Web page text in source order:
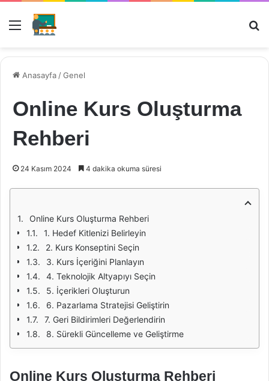
Menü
Anasayfa /Genel
Online Kurs Oluşturma
Rehberi
24 Kasım 2024 4 dakika okuma süresi
Online Kurs Oluşturma Rehberi
1. Hedef Kitlenizi Belirleyin
2. Kurs Konseptini Seçin
3. Kurs İçeriğini Planlayın
4. Teknolojik Altyapıyı Seçin
5. İçerikleri Oluşturun
6. Pazarlama Stratejisi Geliştirin
7. Geri Bildirimleri Değerlendirin
8. Sürekli Güncelleme ve Geliştirme
Online Kurs Oluşturma Rehberi